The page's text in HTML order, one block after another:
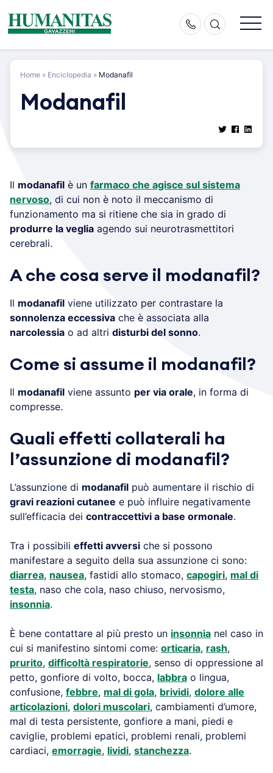
content
Home » Enciclopedia » Modanafil
Modanafil
Il modanafil è un farmaco che agisce sul sistema
nervoso, di cui non è noto il meccanismo di
funzionamento ma si ritiene che sia in grado di
produrre la veglia agendo sui neurotrasmettitori
cerebrali.
A che cosa serve il modanafil?
Il modanafil viene utilizzato per contrastare la
sonnolenza eccessiva che è associata alla
narcolessia o ad altri disturbi del sonno.
Come si assume il modanafil?
Il modanafil viene assunto per via orale, in forma di
compresse.
Quali effetti collaterali ha
l’assunzione di modanafil?
L’assunzione di modanafil può aumentare il rischio di
gravi reazioni cutanee e può influire negativamente
sull’efficacia dei contraccettivi a base ormonale.
Tra i possibili effetti avversi che si possono
manifestare a seguito della sua assunzione ci sono:
diarrea, nausea, fastidi allo stomaco, capogiri, mal di
testa, naso che cola, naso chiuso, nervosismo,
insonnia.
È bene contattare al più presto un insonnia nel caso in
cui si manifestino sintomi come: orticaria, rash,
prurito, difficoltà respiratorie, senso di oppressione al
petto, gonfiore di volto, bocca, labbra o lingua,
confusione, febbre, mal di gola, brividi, dolore alle
articolazioni, dolori muscolari, cambiamenti d’umore,
mal di testa persistente, gonfiore a mani, piedi e
caviglie, problemi epatici, problemi renali, problemi
cardiaci, emorragie, lividi, stanchezza.